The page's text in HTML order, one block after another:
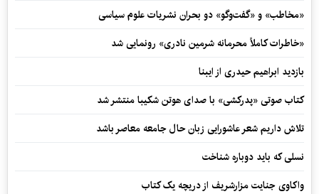
«مخاطب» و «گفت‌وگو» دو بحران نشریات علوم سیاسی
«خاطرات کاملاً محرمانه شرمین نادری» رونمایی شد
بازدید ابراهیم حیدری از ایبنا
کتاب صوتی «پدرکشی» با صدای هوتن شکیبا منتشر شد
تلاش داریم شعر عاشورایی زبان حال جامعه معاصر باشد
نسلی که باید دوباره شناخت
واکاوی جنایت مزارشریف از دریچه یک کتاب